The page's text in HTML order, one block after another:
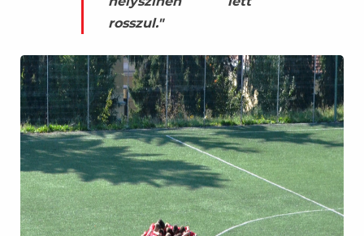
rosszul."